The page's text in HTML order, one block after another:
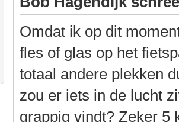
Omdat ik op dit
fles of glas op het
totaal andere plekken
zou er iets in de lucht
grappig vindt? Zeker 5